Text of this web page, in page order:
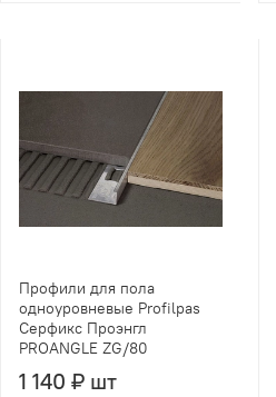
Профили для пола
одноуровневые Profilpas
Серфикс Проэнгл
PROANGLE ZG/80
1 140 ₽ шт